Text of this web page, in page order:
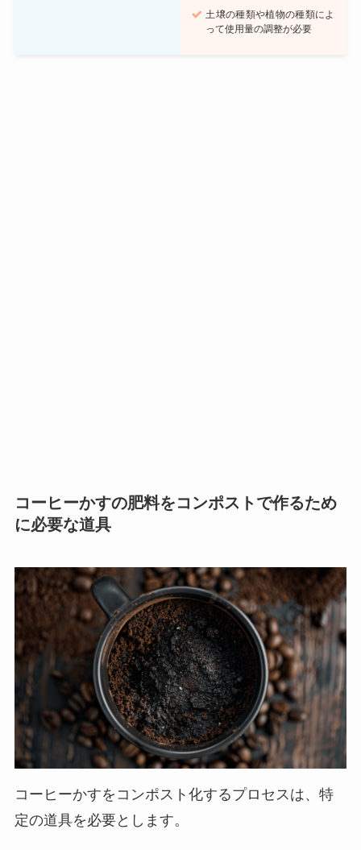
土壌の種類や植物の種類によ
って使用量の調整が必要
コーヒーかすの肥料をコンポストで作るため
に必要な道具
コーヒーかすをコンポスト化するプロセスは、特
定の道具を必要とします。